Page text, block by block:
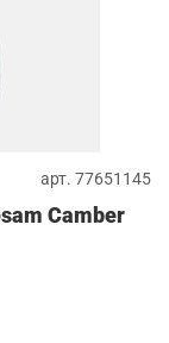
арт. 77651145
Camber